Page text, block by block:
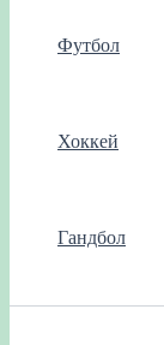
Футбол
Хоккей
Гандбол